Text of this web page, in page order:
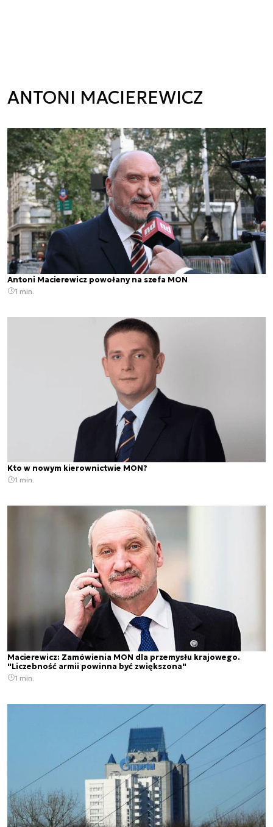
ANTONI MACIEREWICZ
Antoni Macierewicz powołany na szefa MON
1 min.
Kto w nowym kierownictwie MON?
1 min.
Macierewicz: Zamówienia MON dla przemysłu krajowego.
"Liczebność armii powinna być zwiększona"
1 min.